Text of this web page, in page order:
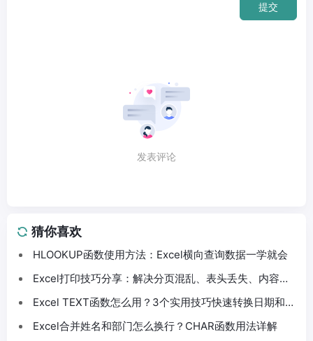
提交
发表评论
猜你喜欢
HLOOKUP函数使用方法：Excel横向查询数据一学就会
Excel打印技巧分享：解决分页混乱、表头丢失、内容截
Excel TEXT函数怎么用？3个实用技巧快速转换日期和数
Excel合并姓名和部门怎么换行？CHAR函数用法详解